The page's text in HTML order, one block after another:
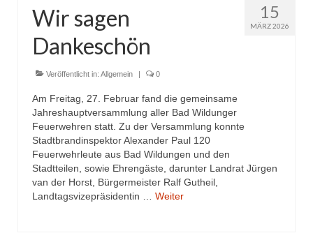
15
MÄRZ 2026
Wir sagen
Dankeschön
Veröffentlicht in: Allgemein | 0
Am Freitag, 27. Februar fand die gemeinsame
Jahreshauptversammlung aller Bad Wildunger
Feuerwehren statt. Zu der Versammlung konnte
Stadtbrandinspektor Alexander Paul 120
Feuerwehrleute aus Bad Wildungen und den
Stadtteilen, sowie Ehrengäste, darunter Landrat Jürgen
van der Horst, Bürgermeister Ralf Gutheil,
Landtagsvizepräsidentin … Weiter